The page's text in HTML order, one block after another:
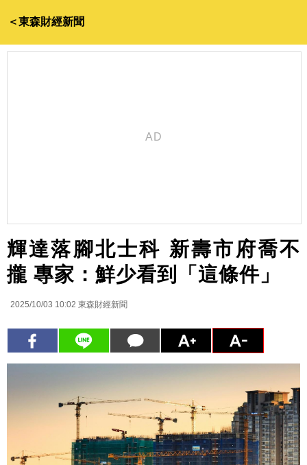
＜東森財經新聞
輝達落腳北士科 新壽市府喬不
攏 專家：鮮少看到「這條件」
2025/10/03 10:02 東森財經新聞